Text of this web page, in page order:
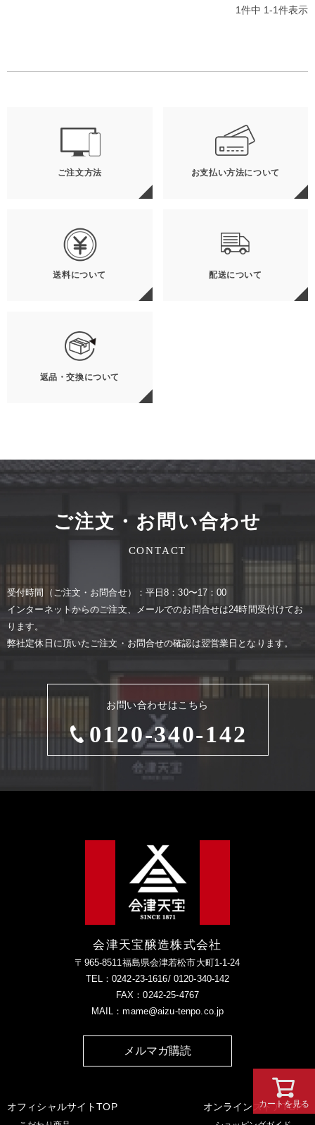
1件中 1-1件表示
ご注文方法 お支払い方法について
送料について 配送について
返品・交換について
ご注文・お問い合わせ
CONTACT
お問い合わせはこちら
0120-340-142
受付時間（ご注⽂・お問合せ）：平⽇8：30〜17：00
インターネットからのご注⽂、メールでのお問合せは24時間受付けてお
ります。
弊社定休⽇に頂いたご注⽂・お問合せの確認は翌営業⽇となります。
会津天宝醸造株式会社
〒965-8511福島県会津若松市大町1-1-24
TEL：0242-23-1616/ 0120-340-142
FAX：0242-25-4767
MAIL：mame@aizu-tenpo.co.jp
メルマガ購読
オフィシャルサイトTOP オンラインストアTOP
カートを見る